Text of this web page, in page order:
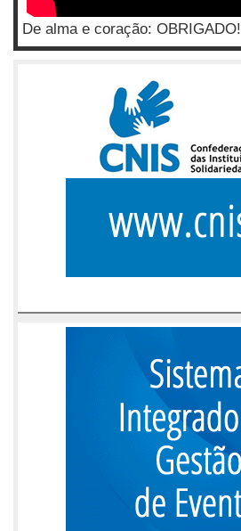
De alma e coração: OBRIGADO!